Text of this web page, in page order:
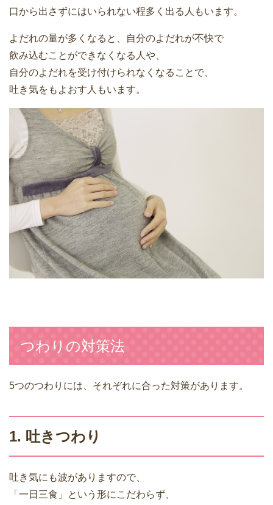
口から出さずにはいられない程多く出る人もいます。
よだれの量が多くなると、自分のよだれが不快で
飲み込むことができなくなる人や、
自分のよだれを受け付けられなくなることで、
吐き気をもよおす人もいます。
つわりの対策法
5つのつわりには、それぞれに合った対策があります。
1. 吐きつわり
吐き気にも波がありますので、
「一日三食」という形にこだわらず、